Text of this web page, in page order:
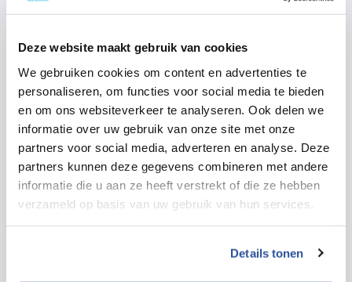
Deze website maakt gebruik van cookies
We gebruiken cookies om content en advertenties te
personaliseren, om functies voor social media te bieden
en om ons websiteverkeer te analyseren. Ook delen we
informatie over uw gebruik van onze site met onze
partners voor social media, adverteren en analyse. Deze
partners kunnen deze gegevens combineren met andere
informatie die u aan ze heeft verstrekt of die ze hebben
verzameld op basis van uw gebruik van hun services.
Details tonen
wetten.overheid.nl
Wat houdt het Arbobesluit in?
Hoe zijn producten te herkennen die onder de
REACH wetgeving vallen?
Betaling onder het minimumloon.
Illegale werknemers laten werken
(arbeidsmarktfraude).
Geen of lage naleving van de wetgeving in het
algemeen.
Inspecties en onderzoeken
Inspiratie
Collectieve arbeidsovereenkomst (cao)